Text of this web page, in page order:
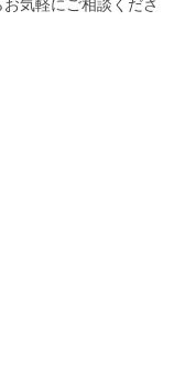
気軽にご相談くださ